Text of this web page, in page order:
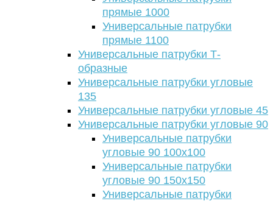
прямые 1000
Универсальные патрубки
прямые 1100
Универсальные патрубки Т-
образные
Универсальные патрубки угловые
135
Универсальные патрубки угловые 45
Универсальные патрубки угловые 90
Универсальные патрубки
угловые 90 100х100
Универсальные патрубки
угловые 90 150х150
Универсальные патрубки